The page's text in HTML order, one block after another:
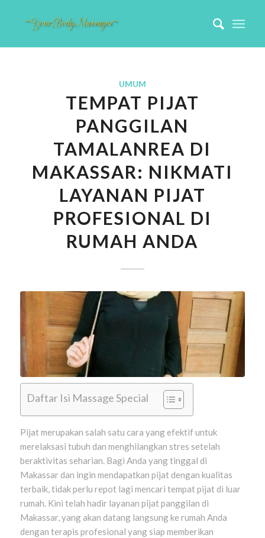
UMUM
TEMPAT PIJAT
PANGGILAN
TAMALANREA DI
MAKASSAR: NIKMATI
LAYANAN PIJAT
PROFESIONAL DI
RUMAH ANDA
Daftar Isi Massage Special
Pijat merupakan salah satu cara yang efektif untuk
merelaksasi tubuh dan menghilangkan stres setelah
beraktivitas seharian. Bagi Anda yang tinggal di
Makassar dan ingin mendapatkan pijat dengan kualitas
terbaik, tidak perlu repot lagi mencari tempat pijat di luar
rumah. Kini telah hadir layanan pijat panggilan di
Makassar, yang akan datang langsung ke rumah Anda
dengan terapis profesional yang siap memberikan